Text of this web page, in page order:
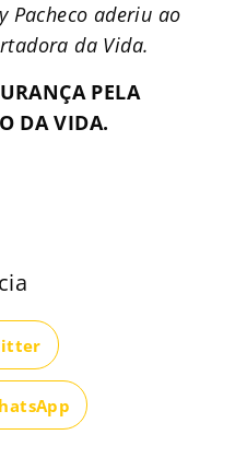
Pacheco aderiu ao
da Vida.
PELA
DA VIDA.